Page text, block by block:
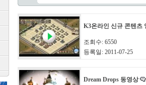
K3온라인 신규 콘텐츠
조회수: 6550
등록일: 2011-07-25
Dream Drops 동영상